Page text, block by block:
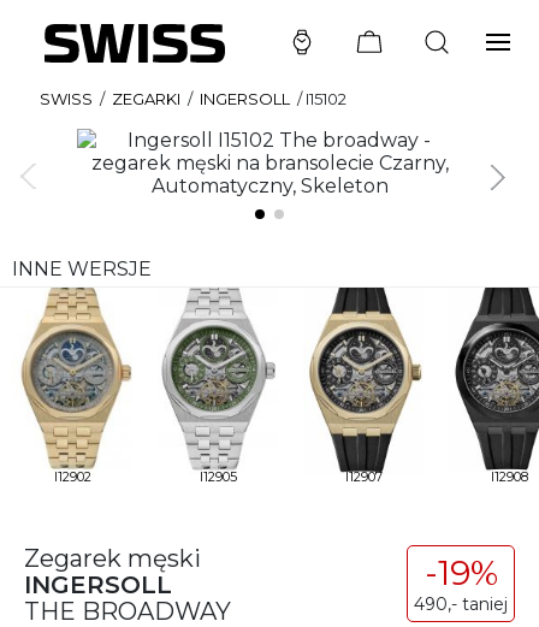
SWISS / ZEGARKI / INGERSOLL /I15102
INNE WERSJE
I12902 I12905 I12907 I12908
Zegarek męski
INGERSOLL
THE BROADWAY
-19%
490,- taniej